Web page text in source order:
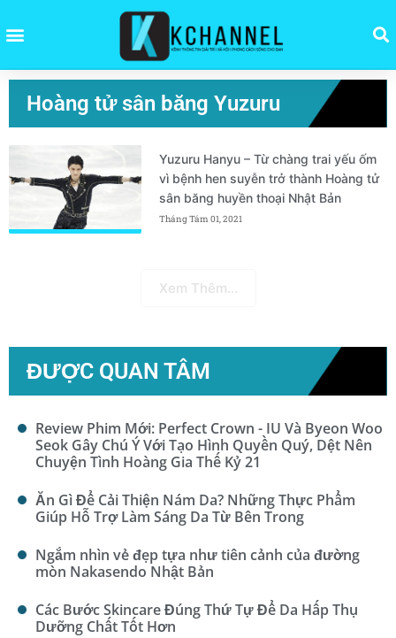
Hoàng tử sân băng Yuzuru
Yuzuru Hanyu – Từ chàng trai yếu ốm
vì bệnh hen suyễn trở thành Hoàng tử
sân băng huyền thoại Nhật Bản
Tháng Tám 01, 2021
Xem Thêm...
ĐƯỢC QUAN TÂM
Review Phim Mới: Perfect Crown - IU Và Byeon Woo
Seok Gây Chú Ý Với Tạo Hình Quyền Quý, Dệt Nên
Chuyện Tình Hoàng Gia Thế Kỷ 21
Ăn Gì Để Cải Thiện Nám Da? Những Thực Phẩm
Giúp Hỗ Trợ Làm Sáng Da Từ Bên Trong
Ngắm nhìn vẻ đẹp tựa như tiên cảnh của đường
mòn Nakasendo Nhật Bản
Các Bước Skincare Đúng Thứ Tự Để Da Hấp Thụ
Dưỡng Chất Tốt Hơn